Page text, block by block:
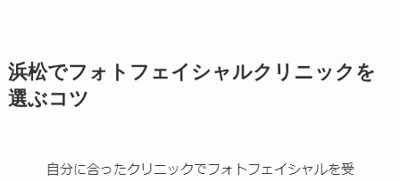
浜松でフォトフェイシャルクリニックを
選ぶコツ